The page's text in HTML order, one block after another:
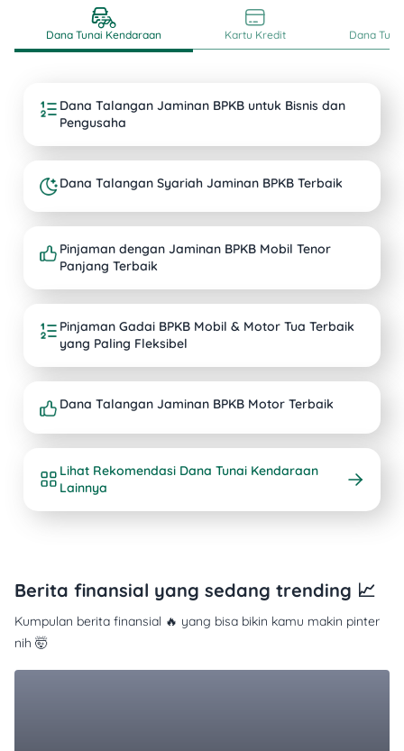
Dana Tunai Kendaraan Kartu Kredit Dana
Dana Talangan Jaminan BPKB untuk Bisnis dan
Pengusaha
Dana Talangan Syariah Jaminan BPKB Terbaik
Pinjaman dengan Jaminan BPKB Mobil Tenor
Panjang Terbaik
Pinjaman Gadai BPKB Mobil & Motor Tua Terbaik
yang Paling Fleksibel
Dana Talangan Jaminan BPKB Motor Terbaik
Lihat Rekomendasi Dana Tunai Kendaraan
Lainnya
Berita finansial yang sedang trending 📈
Kumpulan berita finansial 🔥 yang bisa bikin kamu makin pinter
nih 🤯